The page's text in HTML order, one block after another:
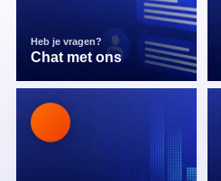
Heb je vragen?
Chat met ons